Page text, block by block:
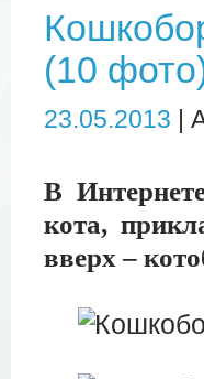
(10
23.05.2013 |
В
кота,
вверх –